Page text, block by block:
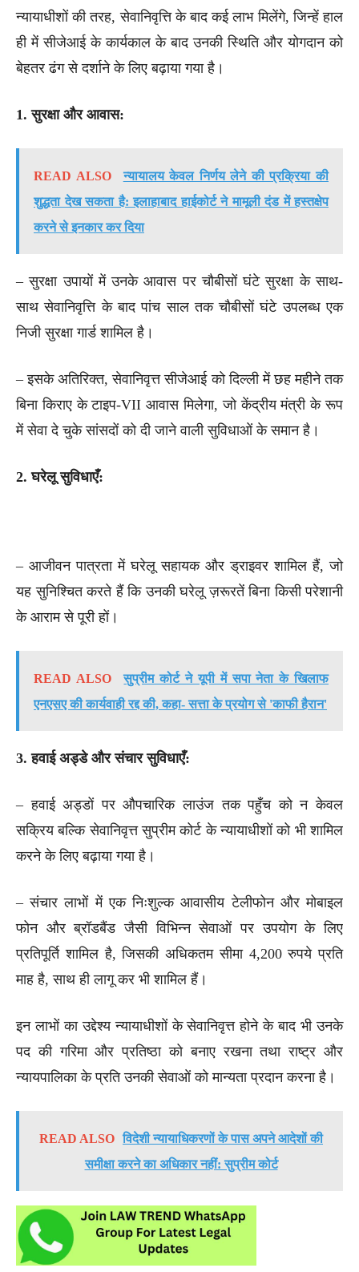
न्यायाधीशों की तरह, सेवानिवृत्ति के बाद कई लाभ मिलेंगे, जिन्हें हाल
ही में सीजेआई के कार्यकाल के बाद उनकी स्थिति और योगदान को
बेहतर ढंग से दर्शाने के लिए बढ़ाया गया है।
1. सुरक्षा और आवास:
READ ALSO
न्यायालय केवल निर्णय लेने की प्रक्रिया की
शुद्धता देख सकता है: इलाहाबाद हाईकोर्ट ने मामूली दंड में हस्तक्षेप
करने से इनकार कर दिया
– सुरक्षा उपायों में उनके आवास पर चौबीसों घंटे सुरक्षा के साथ-
साथ सेवानिवृत्ति के बाद पांच साल तक चौबीसों घंटे उपलब्ध एक
निजी सुरक्षा गार्ड शामिल है।
– इसके अतिरिक्त, सेवानिवृत्त सीजेआई को दिल्ली में छह महीने तक
बिना किराए के टाइप-VII आवास मिलेगा, जो केंद्रीय मंत्री के रूप
में सेवा दे चुके सांसदों को दी जाने वाली सुविधाओं के समान है।
2. घरेलू सुविधाएँ:
– आजीवन पात्रता में घरेलू सहायक और ड्राइवर शामिल हैं, जो
यह सुनिश्चित करते हैं कि उनकी घरेलू ज़रूरतें बिना किसी परेशानी
के आराम से पूरी हों।
READ ALSO
सुप्रीम कोर्ट ने यूपी में सपा नेता के खिलाफ
एनएसए की कार्यवाही रद्द की, कहा- सत्ता के प्रयोग से 'काफी हैरान'
3. हवाई अड्डे और संचार सुविधाएँ:
– हवाई अड्डों पर औपचारिक लाउंज तक पहुँच को न केवल
सक्रिय बल्कि सेवानिवृत्त सुप्रीम कोर्ट के न्यायाधीशों को भी शामिल
करने के लिए बढ़ाया गया है।
– संचार लाभों में एक निःशुल्क आवासीय टेलीफोन और मोबाइल
फोन और ब्रॉडबैंड जैसी विभिन्न सेवाओं पर उपयोग के लिए
प्रतिपूर्ति शामिल है, जिसकी अधिकतम सीमा 4,200 रुपये प्रति
माह है, साथ ही लागू कर भी शामिल हैं।
इन लाभों का उद्देश्य न्यायाधीशों के सेवानिवृत्त होने के बाद भी उनके
पद की गरिमा और प्रतिष्ठा को बनाए रखना तथा राष्ट्र और
न्यायपालिका के प्रति उनकी सेवाओं को मान्यता प्रदान करना है।
READ ALSO विदेशी न्यायाधिकरणों के पास अपने आदेशों की
समीक्षा करने का अधिकार नहीं: सुप्रीम कोर्ट